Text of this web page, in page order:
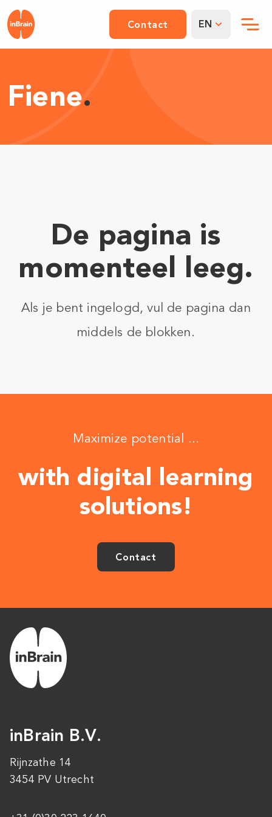
Contact EN
Fiene.
De pagina is
momenteel leeg.
Als je bent ingelogd, vul de pagina dan
middels de blokken.
Maximize potential ...
with digital learning
solutions!
Contact
inBrain B.V.
Rijnzathe 14
3454 PV Utrecht